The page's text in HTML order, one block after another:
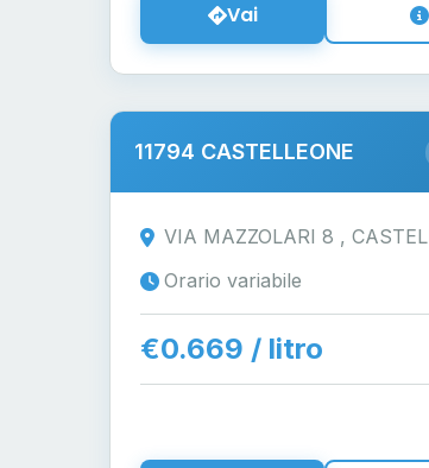
Vai
11794 CASTELLEONE
VIA MAZZOLARI 8 ,
Orario variabile
€0.669 / litro